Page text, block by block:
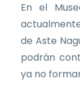
En el
de Aste
podrán
ya no